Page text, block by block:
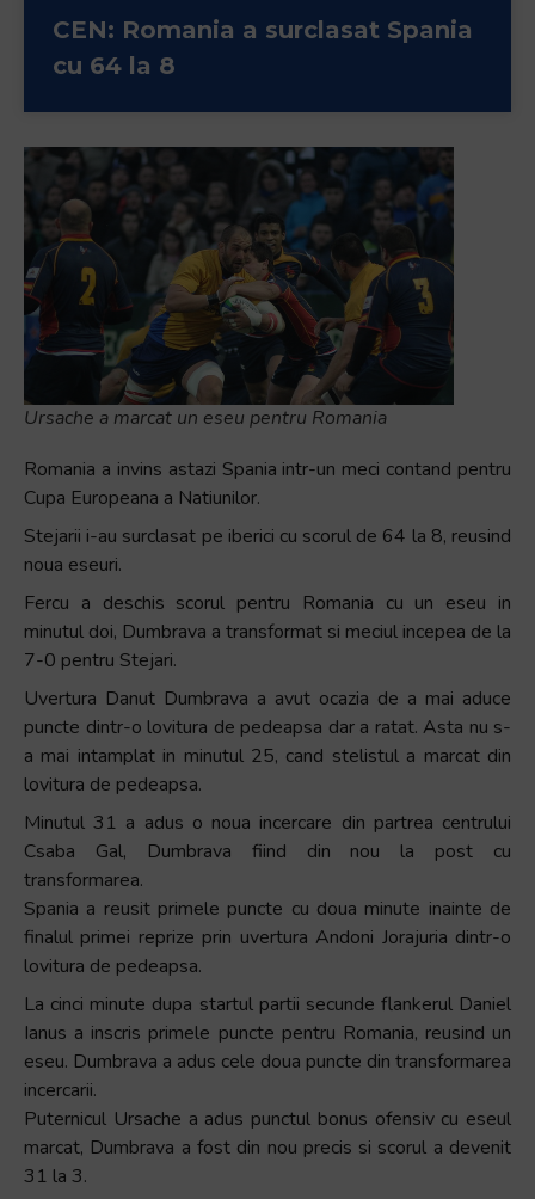
Accessibility,
Această
comandă
rapidă
activează
cititorul
ecran
pentru
navigați
interacționați
conținutul.
CEN: Romania a surclasat Spania
cu 64 la 8
Ursache a marcat un eseu pentru Romania
Romania a invins astazi Spania intr-un meci contand pentru
Cupa Europeana a Natiunilor.
Stejarii i-au surclasat pe iberici cu scorul de 64 la 8, reusind
noua eseuri.
Fercu a deschis scorul pentru Romania cu un eseu in
minutul doi, Dumbrava a transformat si meciul incepea de la
7-0 pentru Stejari.
Uvertura Danut Dumbrava a avut ocazia de a mai aduce
puncte dintr-o lovitura de pedeapsa dar a ratat. Asta nu s-
a mai intamplat in minutul 25, cand stelistul a marcat din
lovitura de pedeapsa.
Minutul 31 a adus o noua incercare din partrea centrului
Csaba Gal, Dumbrava fiind din nou la post cu
transformarea.
Spania a reusit primele puncte cu doua minute inainte de
finalul primei reprize prin uvertura Andoni Jorajuria dintr-o
lovitura de pedeapsa.
La cinci minute dupa startul partii secunde flankerul Daniel
Ianus a inscris primele puncte pentru Romania, reusind un
eseu. Dumbrava a adus cele doua puncte din transformarea
incercarii.
Puternicul Ursache a adus punctul bonus ofensiv cu eseul
marcat, Dumbrava a fost din nou precis si scorul a devenit
31 la 3.